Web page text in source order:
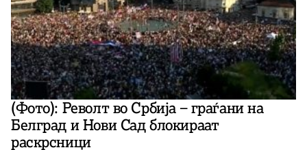
(Фото): Револт во Србија – граѓани на
Белград и Нови Сад блокираат
раскрсници